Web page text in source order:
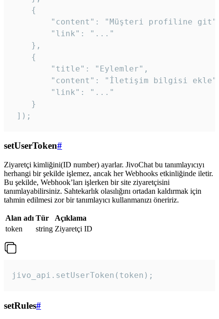
    {
"content": "Müşteri profiline
        "link": "..."
    },
    {
        "title": "Eylemler",
"content": "İletişim bilgisi
        "link": "..."
    }
]);
setUserToken#
Ziyaretçi kimliğini(ID number) ayarlar. JivoChat bu tanımlayıcıyı
herhangi bir şekilde işlemez, ancak her Webhooks etkinliğinde iletir.
Bu şekilde, Webhook’ları işlerken bir site ziyaretçisini
tanımlayabilirsiniz. Sahtekarlık olasılığını ortadan kaldırmak için
tahmin edilmesi zor bir tanımlayıcı kullanmanızı öneririz.
Alan adı Tür
Açıklama
token
string Ziyaretçi ID
jivo_api.setUserToken(token);
setRules#